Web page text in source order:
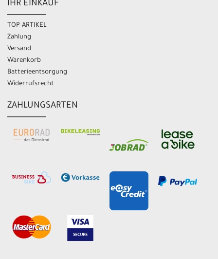
IHR EINKAUF
TOP ARTIKEL
Zahlung
Versand
Warenkorb
Batterieentsorgung
Widerrufsrecht
ZAHLUNGSARTEN